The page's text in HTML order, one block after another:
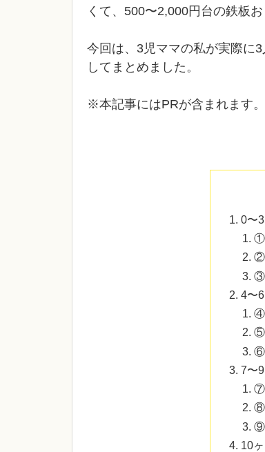
くて、500〜2,000円台の鉄板お
今回は、3児ママの私が実際に
してまとめました。
※本記事にはPRが含まれます。
0〜
①
②
③
4〜
④
⑤
⑥
7〜
⑦
⑧
⑨
10